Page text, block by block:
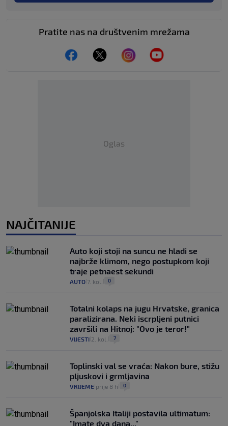
Pratite nas na društvenim mrežama
Oglas
NAJČITANIJE
Auto koji stoji na suncu ne hladi se
najbrže klimom, nego postupkom koji
traje petnaest sekundi
AUTO 7. kol. 0
Totalni kolaps na jugu Hrvatske, granica
paralizirana. Neki iscrpljeni putnici
završili na Hitnoj: "Ovo je teror!"
VIJESTI 2. kol. 7
Toplinski val se vraća: Nakon bure, stižu
pljuskovi i grmljavina
VRIJEME prije 8 h 0
Španjolska Italiji postavila ultimatum:
"Imate dva dana..."